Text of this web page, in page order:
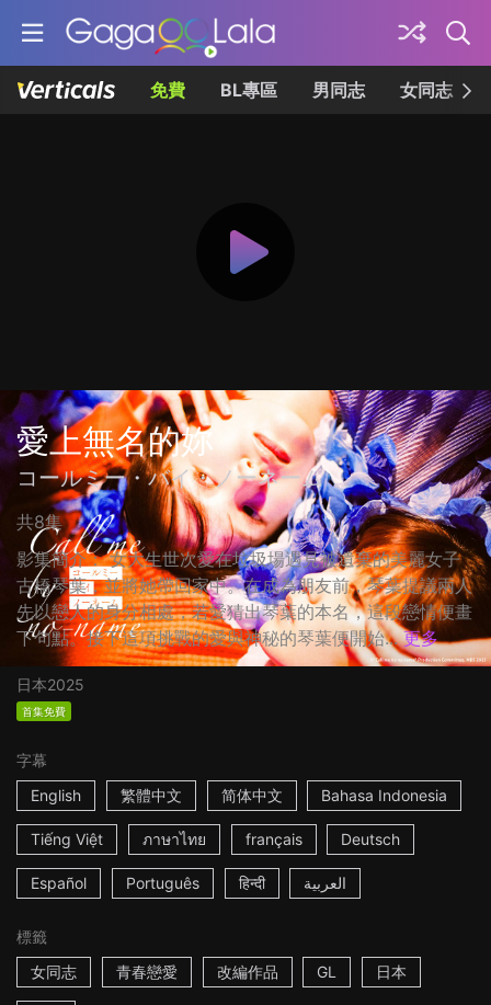
免費 BL專區 男同志 女同志
愛上無名的妳
コールミー・バイ・ノーネーム
共8集
影集簡介： 女大生世次愛在垃圾場遇見被遺棄的美麗女子
古橋琴葉，並將她帶回家中。在成為朋友前，琴葉提議兩人
先以戀人的身分相處，若愛猜出琴葉的本名，這段戀情便畫
下句點。接下這項挑戰的愛與神秘的琴葉便開始... 更多
日本2025
首集免費
字幕
English
繁體中文 简体中文 Bahasa Indonesia
Tiếng Việt ภาษาไทย français Deutsch
Español Português हिन्दी العربية
標籤
女同志
青春戀愛 改編作品 GL 日本